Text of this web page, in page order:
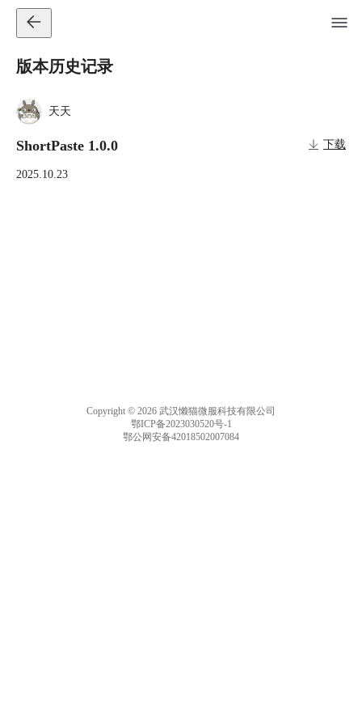
版本历史记录
天天
ShortPaste 1.0.0 下载
2025.10.23
Copyright © 2026 武汉懒猫微服科技有限公司
鄂ICP备2023030520号-1
鄂公网安备42018502007084